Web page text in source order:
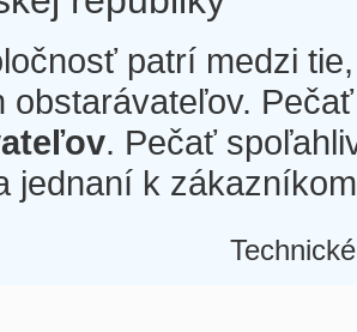
patrí medzi
obstarávateľov.
. Pečať
jednaní k